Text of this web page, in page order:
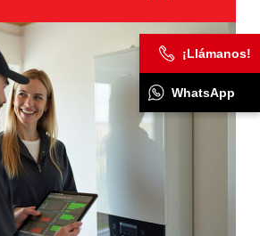
¡Llámanos!
WhatsApp